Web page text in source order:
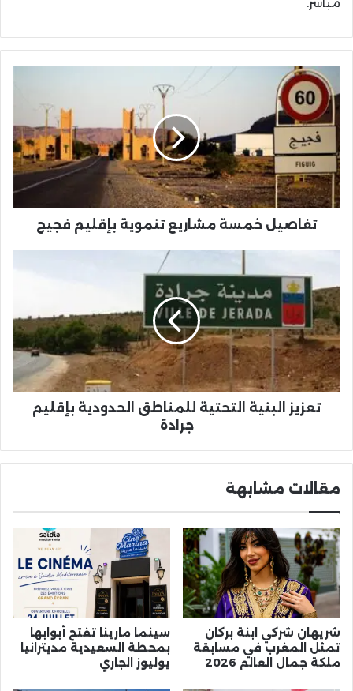
تفاصيل
خمسة
مشاريع
تنموية
بإقليم
فجيج
تفاصيل خمسة مشاريع تنموية بإقليم فجيج
التحتية
للمناطق
الحدودية
بإقليم
جرادة
تعزيز البنية التحتية للمناطق الحدودية بإقليم
جرادة
مقالات مشابهة
شريهان شركي ابنة بركان
تمثل المغرب في مسابقة
ملكة جمال العالم 2026
سينما مارينا تفتح أبوابها
بمحطة السعيدية مديترانيا
يوليوز الجاري